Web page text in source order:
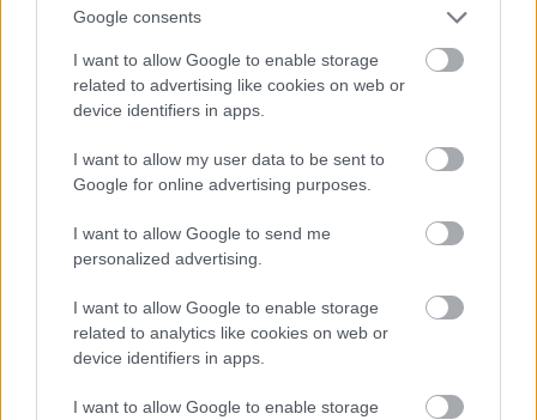
Google consents
I want to allow Google to enable storage
related to advertising like cookies on web or
device identifiers in apps.
I want to allow my user data to be sent to
Google for online advertising purposes.
I want to allow Google to send me
personalized advertising.
I want to allow Google to enable storage
related to analytics like cookies on web or
device identifiers in apps.
I want to allow Google to enable storage
A frakkszerű megoldás is a férfiak ruhatárából
származik